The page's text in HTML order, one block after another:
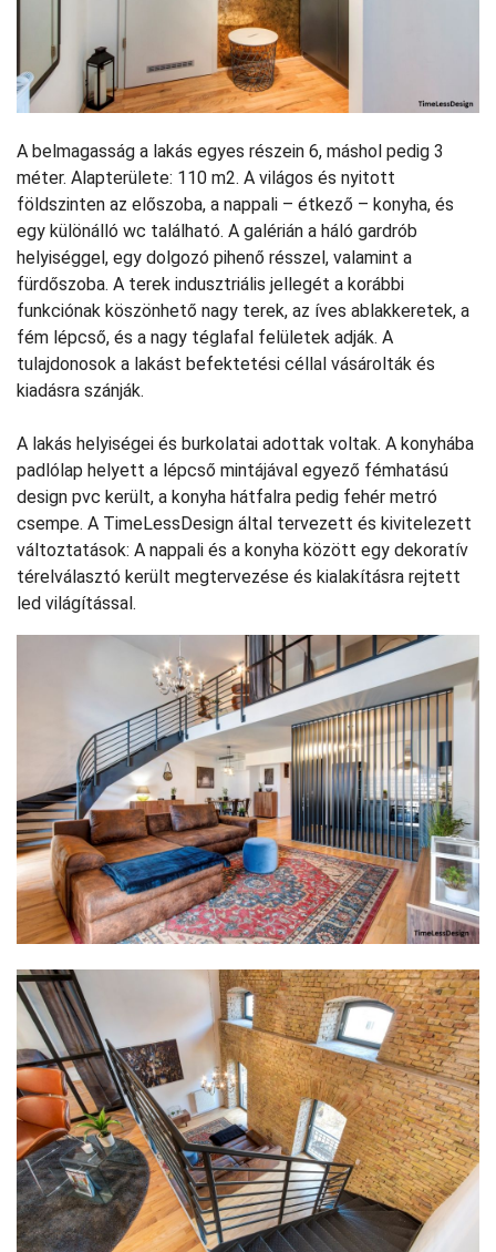
A belmagasság a lakás egyes részein 6, máshol pedig 3
méter. Alapterülete: 110 m2. A világos és nyitott
földszinten az előszoba, a nappali – étkező – konyha, és
egy különálló wc található. A galérián a háló gardrób
helyiséggel, egy dolgozó pihenő résszel, valamint a
fürdőszoba. A terek indusztriális jellegét a korábbi
funkciónak köszönhető nagy terek, az íves ablakkeretek, a
fém lépcső, és a nagy téglafal felületek adják. A
tulajdonosok a lakást befektetési céllal vásárolták és
kiadásra szánják.
A lakás helyiségei és burkolatai adottak voltak. A konyhába
padlólap helyett a lépcső mintájával egyező fémhatású
design pvc került, a konyha hátfalra pedig fehér metró
csempe. A TimeLessDesign által tervezett és kivitelezett
változtatások: A nappali és a konyha között egy dekoratív
térelválasztó került megtervezése és kialakításra rejtett
led világítással.